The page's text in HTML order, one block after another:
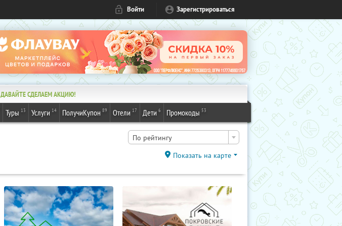
Войти Зарегистрироваться
ДАВАЙТЕ СДЕЛАЕМ АКЦИЮ!
Туры 13 Услуги 14 ПолучиКупон 89 Отели 17 Дети 6 Промокоды 53
По рейтингу
Показать на карте